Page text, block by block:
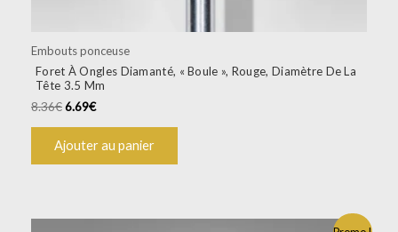
Embouts ponceuse
Foret À Ongles Diamanté, « Boule », Rouge, Diamètre De La
Tête 3.5 Mm
8.36€6.69€
Ajouter au panier